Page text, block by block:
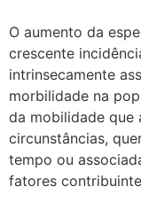
O aumento da
crescente
intrinsecamente
morbilidade na
da mobilidade que
circunstâncias,
tempo ou
fatores